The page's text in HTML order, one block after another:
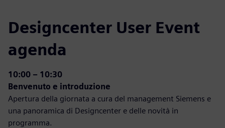
Designcenter User Event
agenda
10:00 – 10:30
Benvenuto e introduzione
Apertura della giornata a cura del management Siemens e
una panoramica di Designcenter e delle novità in
programma.